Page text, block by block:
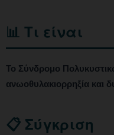
📊 Τι είναι
Το Σύνδρομο
ανωοθυλακιορρηξία και
📋 Σύγκριση